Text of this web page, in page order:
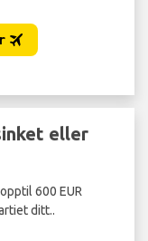
eller
600 EUR
ditt..